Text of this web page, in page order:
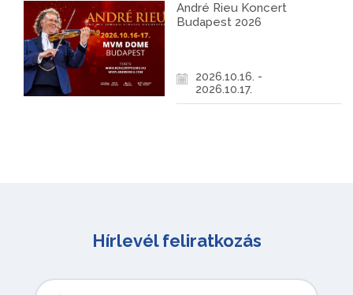
André Rieu Koncert
Budapest 2026
2026.10.16. -
2026.10.17.
Hírlevél feliratkozás